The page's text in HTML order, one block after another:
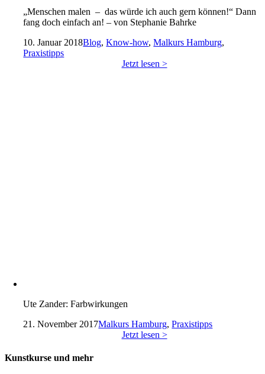
„Menschen malen – das würde ich auch gern können!“ Dann
fang doch einfach an! – von Stephanie Bahrke
10. Januar 2018Blog,Know-how,Malkurs Hamburg,
Praxistipps
Jetzt lesen >
Ute Zander: Farbwirkungen
21. November 2017Malkurs Hamburg,Praxistipps
Jetzt lesen >
Kunstkurse und mehr